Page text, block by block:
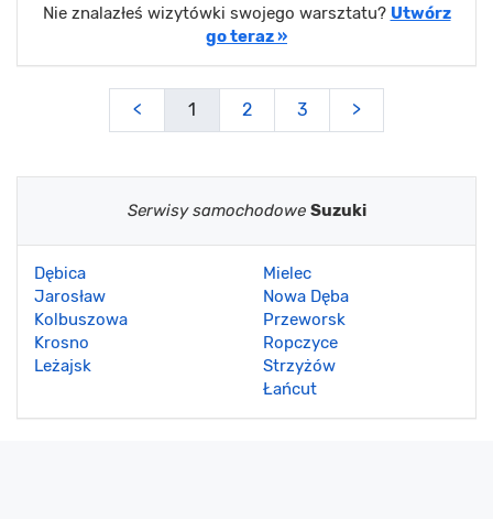
Nie znalazłeś wizytówki swojego warsztatu? Utwórz
go teraz »
< 1 2 3 >
Serwisy samochodowe Suzuki
Dębica
Jarosław
Kolbuszowa
Krosno
Leżajsk
Mielec
Nowa Dęba
Przeworsk
Ropczyce
Strzyżów
Łańcut